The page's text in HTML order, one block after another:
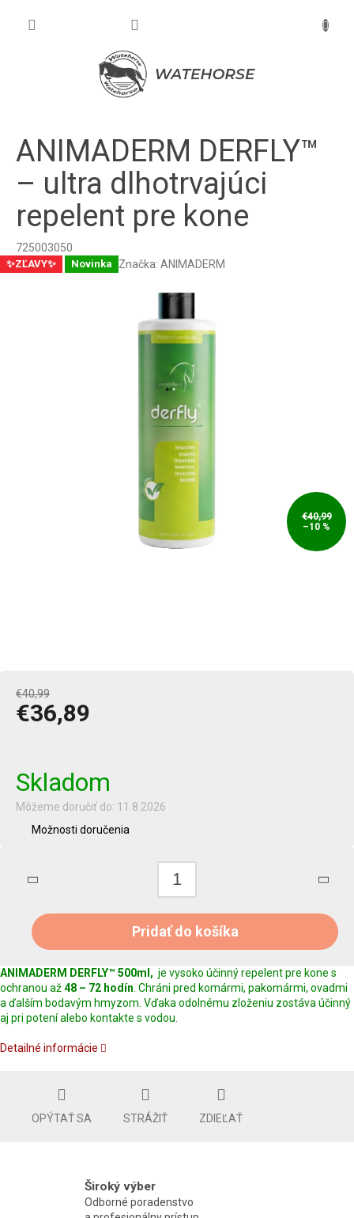
ANIMADERM DERFLY™
– ultra dlhotrvajúci
repelent pre kone
725003050
✨ZĽAVY✨ Novinka Značka: ANIMADERM
€40,99
–10 %
€40,99
€36,89
Skladom
Môžeme doručiť do: 11.8.2026
Možnosti doručenia
Pridať do košíka
ANIMADERM DERFLY™ 500ml, je vysoko účinný repelent pre kone s
ochranou až48 – 72 hodín. Chráni pred komármi, pakomármi, ovadmi
a ďalším bodavým hmyzom. Vďaka odolnému zloženiu zostáva účinný
aj pri potení alebo kontakte s vodou.
Detailné informácie
OPÝTAŤ SA STRÁŽIŤ ZDIEĽAŤ
Široký výber
Odborné poradenstvo